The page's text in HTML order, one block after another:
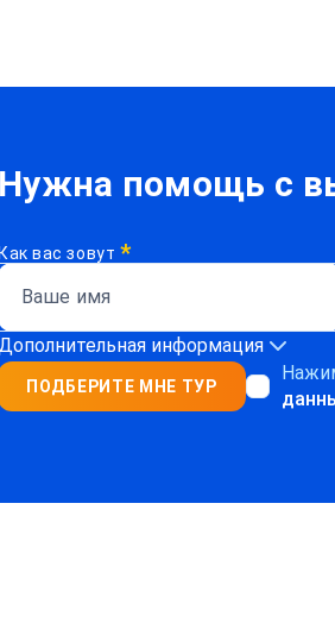
Нужна помощь с
Как вас зовут *
информация
ПОДБЕРИТЕ МНЕ ТУР